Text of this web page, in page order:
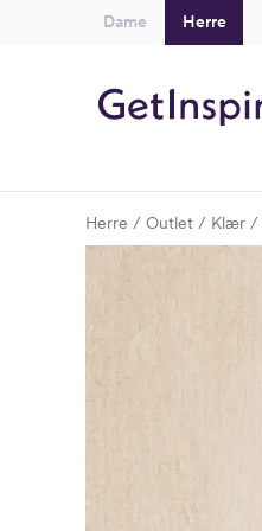
Dame Herre
Herre Outlet Klær